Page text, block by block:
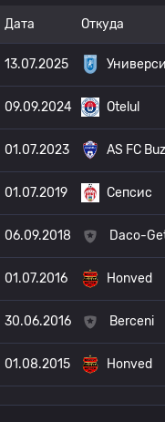
Дата Откуда
13.07.2025
09.09.2024 Otelul
01.07.2023 AS FC
01.07.2019 Сепсис
06.09.2018 Daco-
01.07.2016 Honved
30.06.2016 Berceni
01.08.2015 Honved